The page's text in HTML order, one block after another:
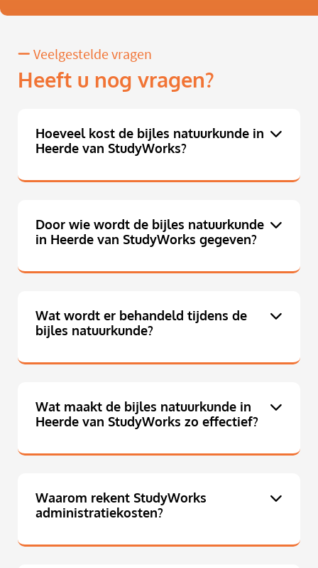
Veelgestelde vragen
Heeft u nog vragen?
Hoeveel kost de bijles natuurkunde in
Heerde van StudyWorks?
Door wie wordt de bijles natuurkunde
in Heerde van StudyWorks gegeven?
Wat wordt er behandeld tijdens de
bijles natuurkunde?
Wat maakt de bijles natuurkunde in
Heerde van StudyWorks zo effectief?
Waarom rekent StudyWorks
administratiekosten?